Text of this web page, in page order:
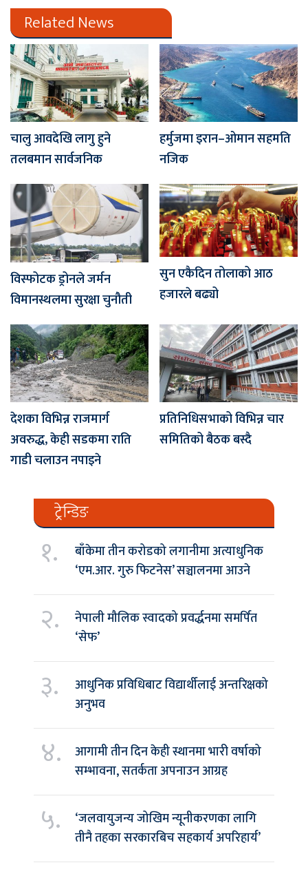
Related News
चालु आवदेखि लागु हुने
तलबमान सार्वजनिक
हर्मुजमा इरान–ओमान सहमति
नजिक
विस्फोटक ड्रोनले जर्मन
विमानस्थलमा सुरक्षा चुनौती
सुन एकैदिन तोलाको आठ
हजारले बढ्यो
देशका विभिन्न राजमार्ग
अवरुद्ध, केही सडकमा राति
गाडी चलाउन नपाइने
प्रतिनिधिसभाको विभिन्न चार
समितिको बैठक बस्दै
ट्रेन्डिङ
१.
बाँकेमा तीन करोडको लगानीमा अत्याधुनिक
‘एम.आर. गुरु फिटनेस’ सञ्चालनमा आउने
२.
नेपाली मौलिक स्वादको प्रवर्द्धनमा समर्पित
‘सेफ’
३.
आधुनिक प्रविधिबाट विद्यार्थीलाई अन्तरिक्षको
अनुभव
४.
आगामी तीन दिन केही स्थानमा भारी वर्षाको
सम्भावना, सतर्कता अपनाउन आग्रह
५.
‘जलवायुजन्य जोखिम न्यूनीकरणका लागि
तीनै तहका सरकारबिच सहकार्य अपरिहार्य’